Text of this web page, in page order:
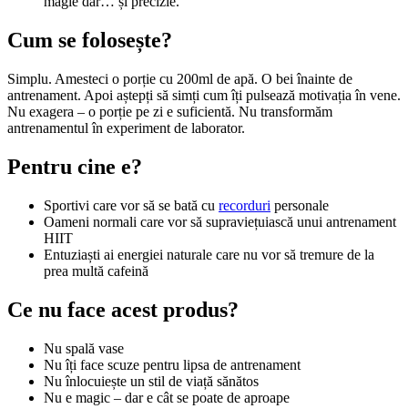
Cum se folosește?
Simplu. Amesteci o porție cu 200ml de apă. O bei înainte de
antrenament. Apoi aștepți să simți cum îți pulsează motivația în vene.
Nu exagera – o porție pe zi e suficientă. Nu transformăm
antrenamentul în experiment de laborator.
Pentru cine e?
Sportivi care vor să se bată cu recorduri personale
Oameni normali care vor să supraviețuiască unui antrenament
HIIT
Entuziaști ai energiei naturale care nu vor să tremure de la
prea multă cafeină
Ce nu face acest produs?
Nu spală vase
Nu îți face scuze pentru lipsa de antrenament
Nu înlocuiește un stil de viață sănătos
Nu e magic – dar e cât se poate de aproape